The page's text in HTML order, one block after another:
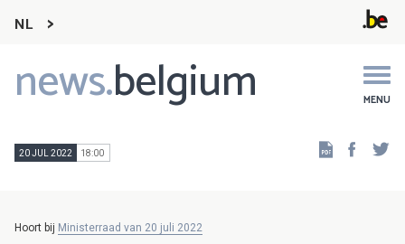
NL
news.belgium MENU
Main
navigation
20 JUL 2022 18:00
Hoort bij Ministerraad van 20 juli 2022